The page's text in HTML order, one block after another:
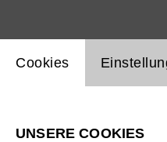
Einstellung Website
Cookies
UNSERE COOKIES